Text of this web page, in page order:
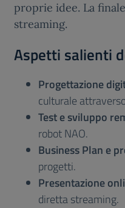
proprie idee. La
streaming.
Aspetti salienti
Progettazione
culturale
Test e sviluppo
robot NAO.
Business Plan e
progetti.
Presentazione
diretta streaming.